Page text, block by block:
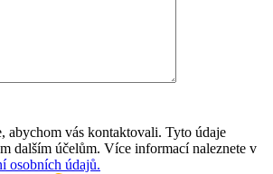
abychom vás kontaktovali. Tyto údaje
dalším účelům. Více informací naleznete v
osobních údajů.